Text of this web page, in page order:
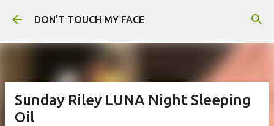
К основному контенту
DON'T TOUCH MY FACE
Sunday Riley LUNA Night Sleeping
Oil